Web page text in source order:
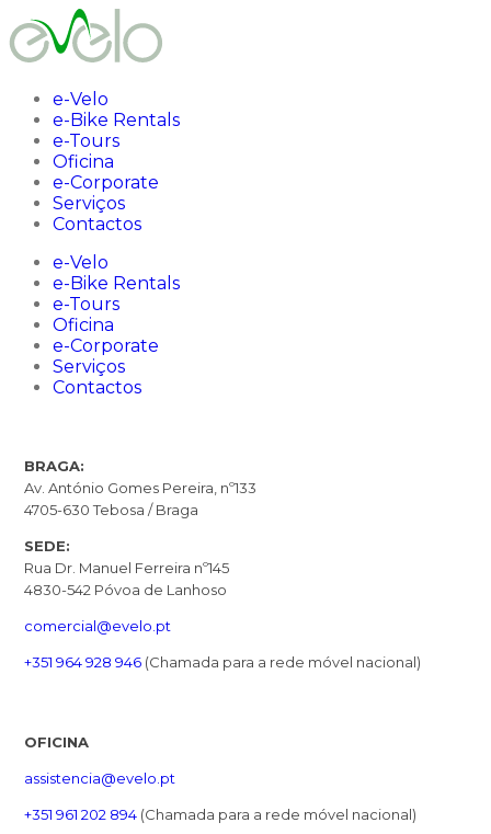
Skip
to
content
e-Velo
e-Bike Rentals
e-Tours
Oficina
e-Corporate
Serviços
Contactos
e-Velo
e-Bike Rentals
e-Tours
Oficina
e-Corporate
Serviços
Contactos
BRAGA:
Av. António Gomes Pereira, nº133
4705-630 Tebosa / Braga
SEDE:
Rua Dr. Manuel Ferreira nº145
4830-542 Póvoa de Lanhoso
comercial@evelo.pt
+351 964 928 946 (Chamada para a rede móvel nacional)
OFICINA
assistencia@evelo.pt
+351 961 202 894 (Chamada para a rede móvel nacional)